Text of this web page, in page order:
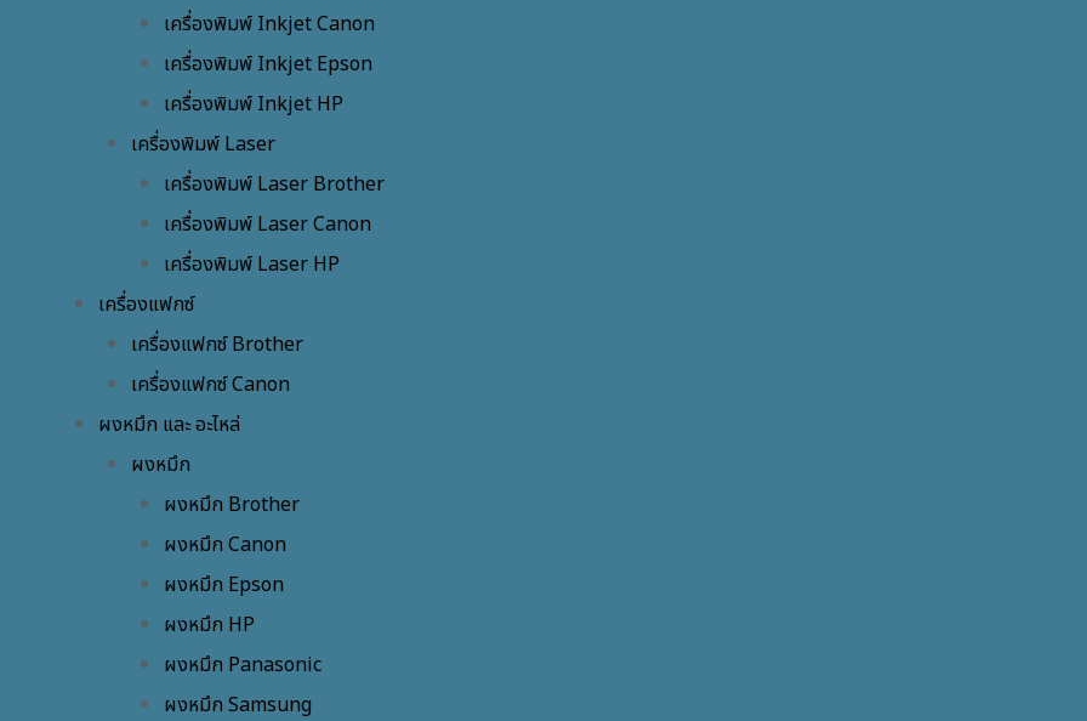
เครื่องพิมพ์ Inkjet Canon
เครื่องพิมพ์ Inkjet Epson
เครื่องพิมพ์ Inkjet HP
เครื่องพิมพ์ Laser
เครื่องพิมพ์ Laser Brother
เครื่องพิมพ์ Laser Canon
เครื่องพิมพ์ Laser HP
เครื่องแฟกซ์
เครื่องแฟกซ์ Brother
เครื่องแฟกซ์ Canon
ผงหมึก และ อะไหล่
ผงหมึก
ผงหมึก Brother
ผงหมึก Canon
ผงหมึก Epson
ผงหมึก HP
ผงหมึก Panasonic
ผงหมึก Samsung